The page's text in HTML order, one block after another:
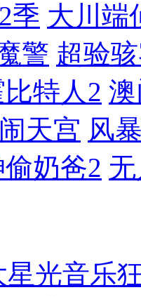
季 大川端
警 超验
特人2
天宫 风
奶爸2
星光音乐